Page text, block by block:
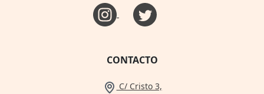
CONTACTO
C/ Cristo 3,